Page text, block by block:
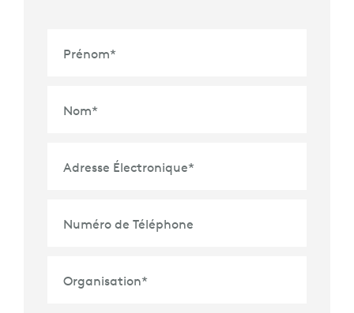
Prénom*
Nom*
Adresse Électronique*
Numéro de Téléphone
Organisation*